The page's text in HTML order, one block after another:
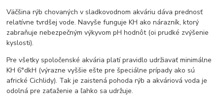
Väčšina rýb chovaných v sladkovodnom akváriu dáva prednosť
relatívne tvrdšej vode. Navyše funguje KH ako nárazník, ktorý
zabraňuje nebezpečným výkyvom pH hodnôt (oi prudké zvýšenie
kyslosti).
Pre všetky spoločenské akvária platí pravidlo udržiavať minimálne
KH 6°dkH (výrazne vyššie ešte pre špeciálne prípady ako sú
africké Cichlidy). Tak je zaistená pohoda rýb a akváriová voda je
odolná pre zaťaženie a ľahko sa udržuje.